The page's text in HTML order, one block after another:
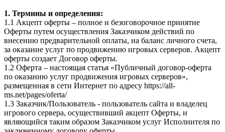
1. Термины и определения:
1.1 Акцепт оферты – полное и безоговорочное принятие
Оферты путем осуществления Заказчиком действий по
внесению предварительной оплаты, на баланс личного счета,
за оказание услуг по продвижению игровых серверов. Акцепт
оферты создает Договор оферты.
1.2 Оферта – настоящая статья «Публичный договор-оферта
по оказанию услуг продвижения игровых серверов»,
размещенная в сети Интернет по адресу https://all-
ms.net/pages/oferta/
1.3 Заказчик/Пользователь - пользователь сайта и владелец
игрового сервера, осуществивший акцепт Оферты, и
являющийся таким образом Заказчиком услуг Исполнителя по